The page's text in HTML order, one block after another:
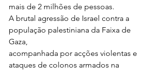
mais de 2 milhões de pessoas.
A brutal agressão de Israel contra a
população palestiniana da Faixa de
Gaza,
acompanhada por acções violentas e
ataques de colonos armados na